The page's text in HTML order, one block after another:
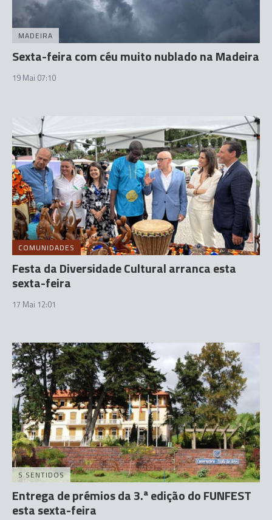
MADEIRA
Sexta-feira com céu muito nublado na Madeira
19 Mai 07:10
COMUNIDADES
Festa da Diversidade Cultural arranca esta
sexta-feira
17 Mai 12:01
5 SENTIDOS
Entrega de prémios da 3.ª edição do FUNFEST
esta sexta-feira